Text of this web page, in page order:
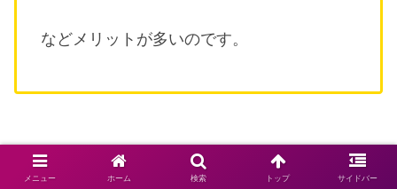
などメリットが多いのです。
メニュー ホーム 検索 トップ サイドバー